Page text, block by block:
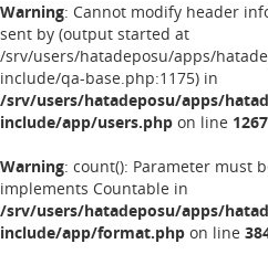
Warning: Cannot modify header
sent by (output started at
/srv/users/hatadeposu/apps/
include/qa-base.php:1175) in
/srv/users/hatadeposu/apps/
include/app/users.php on line 1267
Warning: count(): Parameter must
implements Countable in
/srv/users/hatadeposu/apps/
include/app/format.php on line